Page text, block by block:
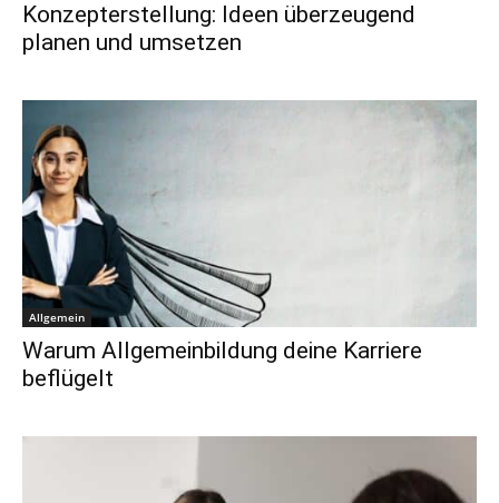
Konzepterstellung: Ideen überzeugend
planen und umsetzen
Allgemein
Warum Allgemeinbildung deine Karriere
beflügelt